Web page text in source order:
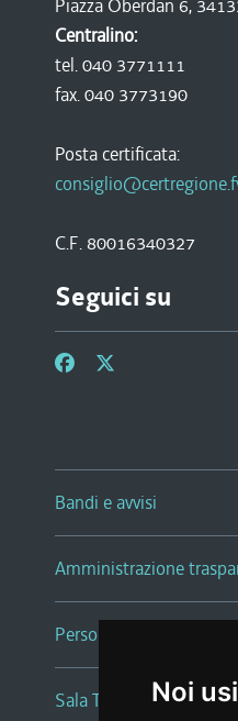
Noi
Piazza Oberdan 6,
Centralino:
tel. 040 3771111
fax. 040 3773190
Posta certificata:
C.F. 80016340327
Seguici su
Bandi e avvisi
Amministrazione
Persone e Uffici
Sala Tiziano Tessitori